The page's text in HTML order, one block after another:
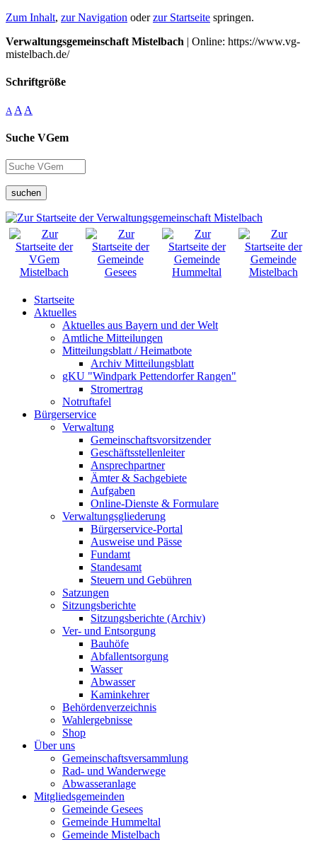
Zum Inhalt, zur Navigation oderzur Startseite springen.
Verwaltungsgemeinschaft Mistelbach | Online: https://www.vg-
mistelbach.de/
Schriftgröße
A A A
Suche VGem
suchen
Startseite
Aktuelles
Aktuelles aus Bayern und der Welt
Amtliche Mitteilungen
Mitteilungsblatt / Heimatbote
Archiv Mitteilungsblatt
gKU "Windpark Pettendorfer Rangen"
Stromertrag
Notruftafel
Bürgerservice
Verwaltung
Gemeinschaftsvorsitzender
Geschäftsstellenleiter
Ansprechpartner
Ämter & Sachgebiete
Aufgaben
Online-Dienste & Formulare
Verwaltungsgliederung
Bürgerservice-Portal
Ausweise und Pässe
Fundamt
Standesamt
Steuern und Gebühren
Satzungen
Sitzungsberichte
Sitzungsberichte (Archiv)
Ver- und Entsorgung
Bauhöfe
Abfallentsorgung
Wasser
Abwasser
Kaminkehrer
Behördenverzeichnis
Wahlergebnisse
Shop
Über uns
Gemeinschaftsversammlung
Rad- und Wanderwege
Abwasseranlage
Mitgliedsgemeinden
Gemeinde Gesees
Gemeinde Hummeltal
Gemeinde Mistelbach